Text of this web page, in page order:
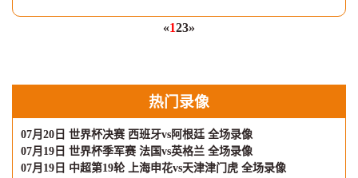
«123»
热门录像
07月20日 世界杯决赛 西班牙vs阿根廷 全场录像
07月19日 世界杯季军赛 法国vs英格兰 全场录像
07月19日 中超第19轮 上海申花vs天津津门虎 全场录像